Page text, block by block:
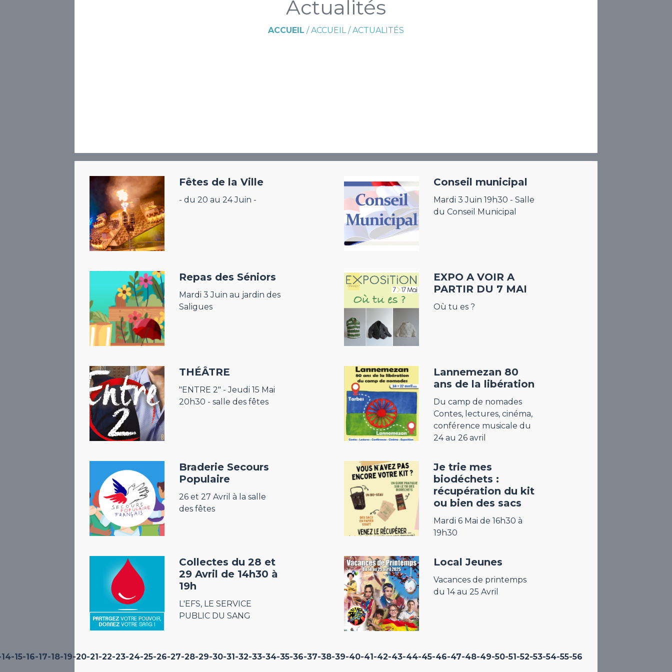
Actualités
ACCUEIL / ACCUEIL/ ACTUALITÉS
Fêtes de la Ville
- du 20 au 24 Juin -
Conseil municipal
Mardi 3 Juin 19h30 - Salle
du Conseil Municipal
Repas des Séniors
Mardi 3 Juin au jardin des
Saligues
EXPO A VOIR A
PARTIR DU 7 MAI
Où tu es ?
THÉÂTRE
"ENTRE 2" - Jeudi 15 Mai
20h30 - salle des fêtes
Lannemezan 80
ans de la libération
Du camp de nomades
Contes, lectures, cinéma,
conférence musicale du
24 au 26 avril
Braderie Secours
Populaire
26 et 27 Avril à la salle
des fêtes
Je trie mes
biodéchets :
récupération du kit
ou bien des sacs
Mardi 6 Mai de 16h30 à
19h30
Collectes du 28 et
29 Avril de 14h30 à
19h
L'EFS, LE SERVICE
PUBLIC DU SANG
Local Jeunes
Vacances de printemps
du 14 au 25 Avril
-15-16-17-18-19-20-21-22-23-24-25-26-27-28-29-30-31-32-33-34-35-36-37-38-39-40-41-42-43-44-45-46-47-48-49-50-51-52-53-54-55-56